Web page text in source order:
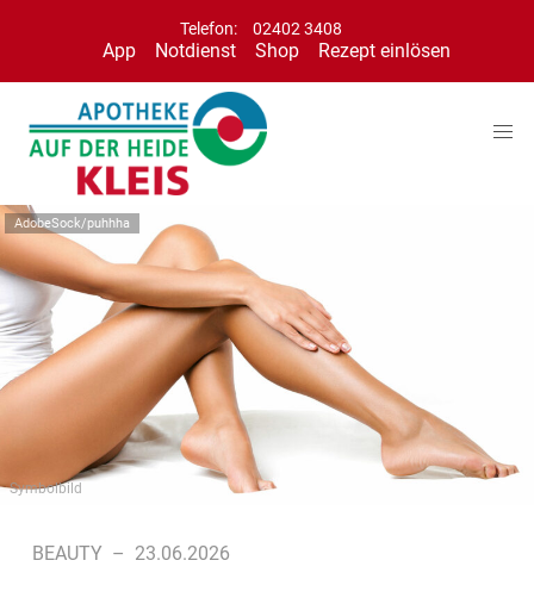
Telefon: 02402 3408
App Notdienst Shop Rezept einlösen
AdobeSock/puhhha
Symbolbild
BEAUTY – 23.06.2026